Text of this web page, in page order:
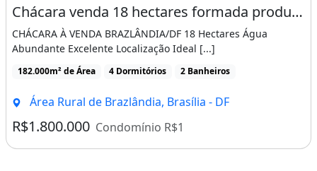
- Container tipo escritório.
- Torre metálica de 20 metros.
- 220 metros de pedra de Pirenopolis para
trânsito interno.
- Ampla área de cerrado preservada.
- Local para fogueira.
Chácara venda 18 hectares formada produzindo só 5 km Brazlandia dupla aptidão
CHÁCARA À VENDA BRAZLÂNDIA/DF 18 Hectares Água
Abundante Excelente Localização Ideal [...]
182.000m² de Área 4 Dormitórios 2 Banheiros
Área Rural de Brazlândia, Brasília - DF
R$1.800.000 Condomínio R$1